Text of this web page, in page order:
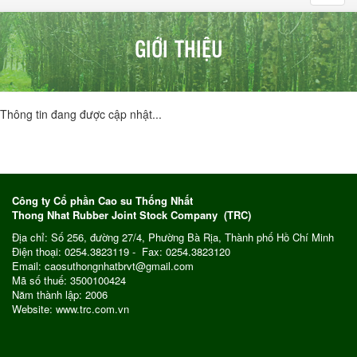
GIỚI THIỆU
Thông tin đang được cập nhật...
Công ty Cổ phần Cao su Thống Nhất
Thong Nhat Rubber Joint Stock Company (TRC)
Địa chỉ: Số 256, đường 27/4, Phường Bà Rịa, Thành phố Hồ Chí Minh
Điện thoại: 0254.3823119 - Fax: 0254.3823120
Email: caosuthongnhatbrvt@gmail.com
Mã số thuế: 3500100424
Năm thành lập: 2006
Website: www.trc.com.vn